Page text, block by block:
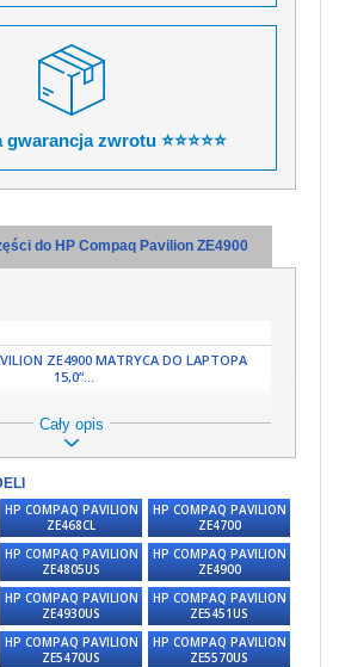
zwrotu ⭐⭐⭐⭐⭐
do HP Compaq Pavilion ZE4900
ZE4900 MATRYCA DO LAPTOPA
15,0“...
Cały opis
HP COMPAQ PAVILION
ZE468CL
HP COMPAQ PAVILION
ZE4700
HP COMPAQ PAVILION
ZE4805US
HP COMPAQ PAVILION
ZE4900
HP COMPAQ PAVILION
ZE4930US
HP COMPAQ PAVILION
ZE5451US
HP COMPAQ PAVILION
ZE5470US
HP COMPAQ PAVILION
ZE5570US